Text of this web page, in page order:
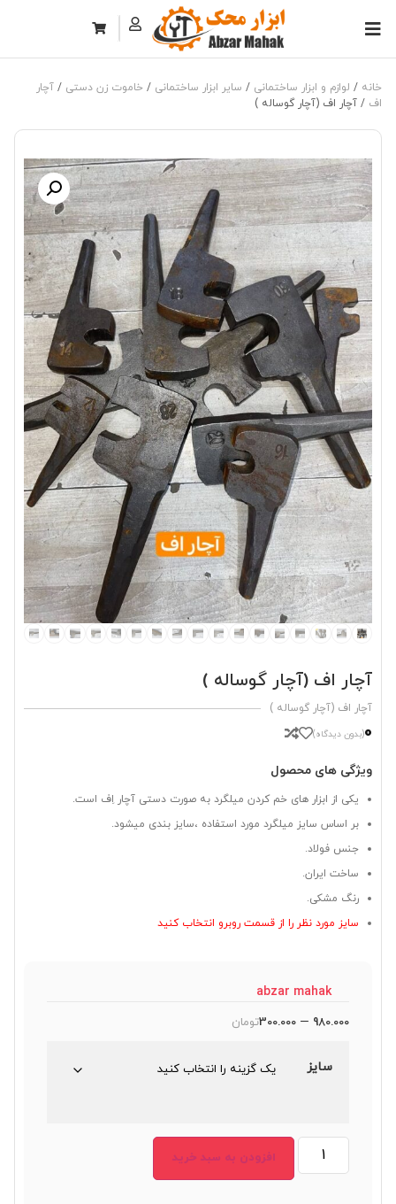
خانه / لوازم و ابزار ساختمانی / سایر ابزار ساختمانی / خاموت زن دستی / آچار
اف / آچار اف (آچار گوساله )
آچار اف (آچار گوساله )
آچار اف (آچار گوساله )
0(بدون دیدگاه)
ویژگی های محصول
یکی از ابزار های خم کردن میلگرد به صورت دستی آچار اِف است.
بر اساس سایز میلگرد مورد استفاده ،سایز بندی میشود.
جنس فولاد.
ساخت ایران.
رنگ مشکی.
سایز مورد نظر را از قسمت روبرو انتخاب کنید
abzar mahak
980.000
–
300.000تومان
سایز
افزودن به سبد خرید